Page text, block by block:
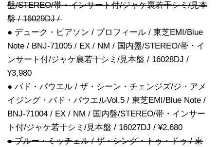
盤/STEREO/帯・インサート付/ジャケ裏若干シミ/見本
盤 / 16029DJ /
● デューク・ピアソン / プロフィール / 東芝EMI/Blue
Note / BNJ-71005 / EX / NM / 国内盤/STEREO/帯・イ
ンサート付/ジャケ裏若干シミ/見本盤 / 16028DJ /
¥3,980
● バド・パウエル / ザ・シーン・チェンジズ/ジ・アメ
イジング・バド・パウエルVol.5 / 東芝EMI/Blue Note /
BNJ-71004 / EX / NM / 国内盤/STEREO/帯・インサー
ト付/ジャケ若干シミ/見本盤 / 16027DJ / ¥2,680
● ブルー・ミッチェル / ザ・シング・トゥ・ドゥ / 東